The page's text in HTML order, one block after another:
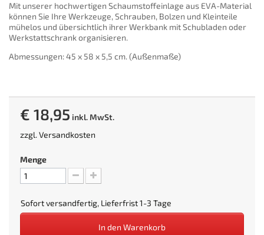
Mit unserer hochwertigen Schaumstoffeinlage aus EVA-Material
können Sie Ihre Werkzeuge, Schrauben, Bolzen und Kleinteile
mühelos und übersichtlich ihrer Werkbank mit Schubladen oder
Werkstattschrank organisieren.
Abmessungen: 45 x 58 x 5,5 cm. (Außenmaße)
€ 18,95 inkl. MwSt.
zzgl.Versandkosten
Menge
Sofort versandfertig, Lieferfrist 1-3 Tage
In den Warenkorb